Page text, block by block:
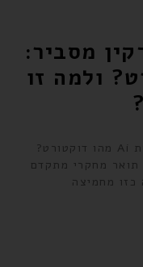
מסביר:
ולמה זו
נכתב ע"י פרופ' עקיבא פרדקין בעזרת Ai מהו דוקטורט?
מחקרי מתקדם
מחמיצה